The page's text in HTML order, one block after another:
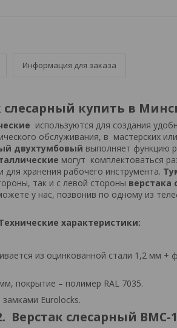
Информация для заказа
слесарный купить в
используются для создания
обслуживания, в мастерских
двухтумбовый выполняет функцию
могут комплектоваться
хранения рабочего инструмента.
так и с левой стороны верстака
у нас, позвонив по одному из
характеристики:
из оцинкованной стали 1,2 мм
покрытие – полимер RAL 7035.
Eurolocks.
Верстак слесарный ВМС-